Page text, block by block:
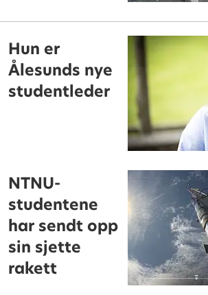
Hun er
Ålesunds nye
studentleder
NTNU-
studentene
har sendt opp
sin sjette
rakett